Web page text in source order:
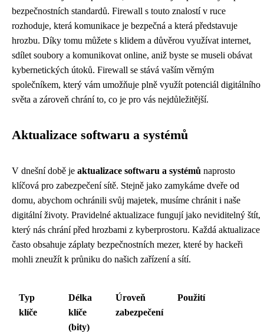
bezpečnostních standardů. Firewall s touto znalostí v ruce
rozhoduje, která komunikace je bezpečná a která představuje
hrozbu. Díky tomu můžete s klidem a důvěrou využívat internet,
sdílet soubory a komunikovat online, aniž byste se museli obávat
kybernetických útoků. Firewall se stává vaším věrným
společníkem, který vám umožňuje plně využít potenciál digitálního
světa a zároveň chrání to, co je pro vás nejdůležitější.
Aktualizace softwaru a systémů
V dnešní době je aktualizace softwaru a systémů naprosto
klíčová pro zabezpečení sítě. Stejně jako zamykáme dveře od
domu, abychom ochránili svůj majetek, musíme chránit i naše
digitální životy. Pravidelné aktualizace fungují jako neviditelný štít,
který nás chrání před hrozbami z kyberprostoru. Každá aktualizace
často obsahuje záplaty bezpečnostních mezer, které by hackeři
mohli zneužít k průniku do našich zařízení a sítí.
Typ
klíče
Délka
klíče
(bity)
Úroveň
zabezpečení
Použití